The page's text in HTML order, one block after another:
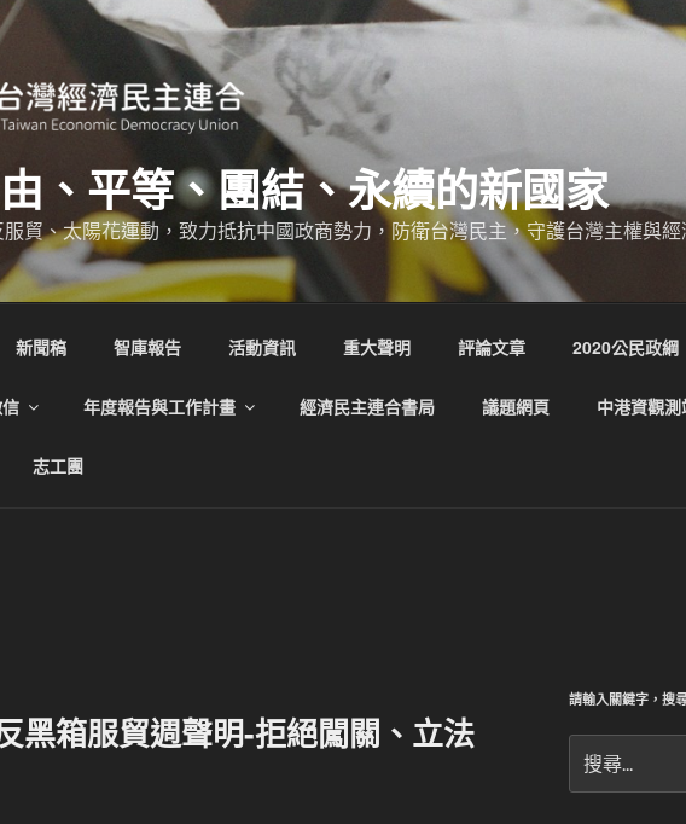
、平等、團結、永續的新國家
貿、太陽花運動，致力抵抗中國政商勢力，防衛台灣民主，守護台灣主權與
新聞稿 智庫報告 活動資訊 重大聲明 評論文章 2020公民政綱
年度報告與工作計畫 經濟民主連合書局 議題網頁 中港資觀測
志工團
黑箱服貿週聲明-拒絕闖關、立法
請輸入關鍵字，搜
尋
關